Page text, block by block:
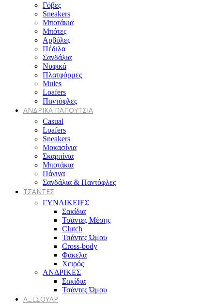
Γόβες
Sneakers
Μποτάκια
Μπότες
Αρβύλες
Πέδιλα
Σανδάλια
Νυφικά
Πλατφόρμες
Mules
Loafers
Παντόφλες
ΑΝΔΡΙΚΑ ΠΑΠΟΥΤΣΙΑ
Casual
Loafers
Sneakers
Μοκασίνια
Σκαρπίνια
Μποτάκια
Πάνινα
Σανδάλια & Παντόφλες
ΤΣΑΝΤΕΣ
ΓΥΝΑΙΚΕΙΕΣ
Σακίδια
Τσάντες Μέσης
Clutch
Τσάντες Ώμου
Cross-body
Φάκελα
Χειρός
ΑΝΔΡΙΚΕΣ
Σακίδια
Τσάντες Ώμου
ΑΞΕΣΟΥΑΡ